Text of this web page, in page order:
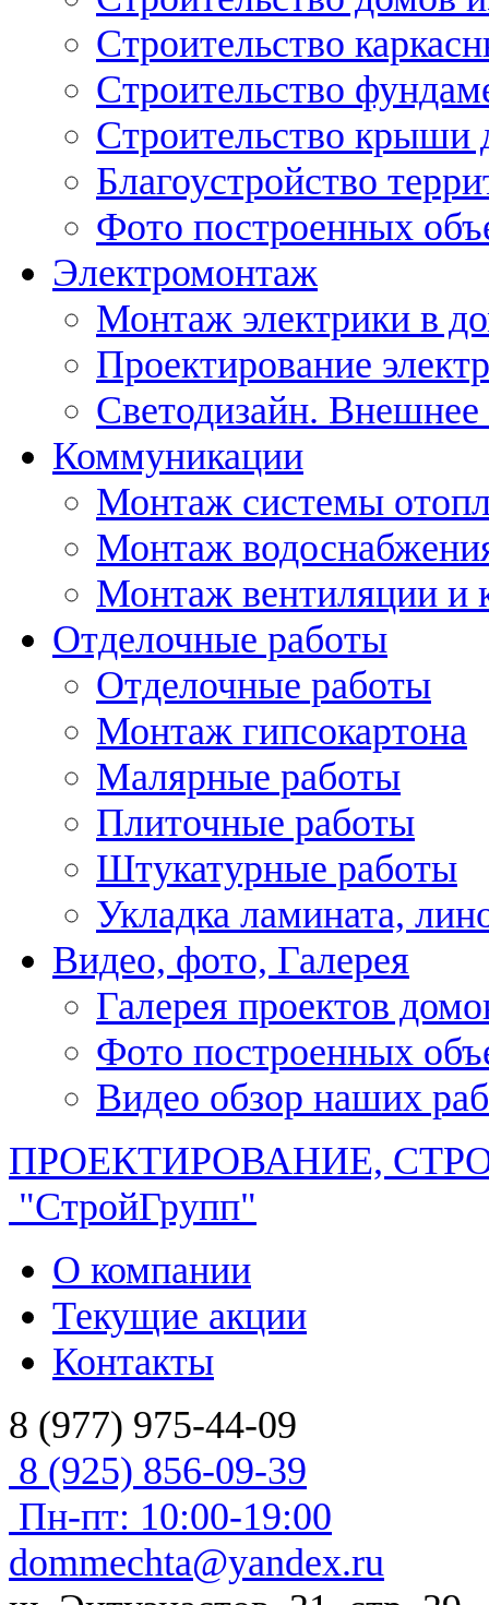
Строительство
Строительство
Строительство крыши
Благоустройство
Фото построенных
Электромонтаж
Монтаж электрики в
Проектирование
Светодизайн.
Коммуникации
Монтаж системы
Монтаж
Монтаж вентиляции и
Отделочные работы
Отделочные работы
Монтаж гипсокартона
Малярные работы
Плиточные работы
Штукатурные работы
Укладка ламината,
Видео, фото, Галерея
Галерея проектов
Фото построенных
Видео обзор наших
ПРОЕКТИРОВАНИЕ,
"СтройГрупп"
О компании
Текущие акции
Контакты
8 (977) 975-44-09
8 (925) 856-09-39
Пн-пт: 10:00-19:00
dommechta@yandex.ru